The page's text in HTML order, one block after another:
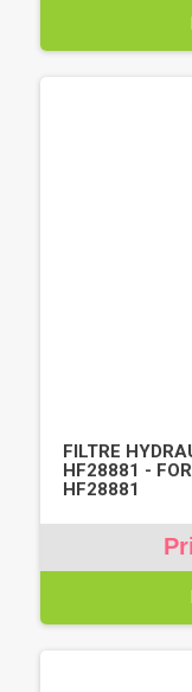
FILTRE
HF28881 -
HF28881